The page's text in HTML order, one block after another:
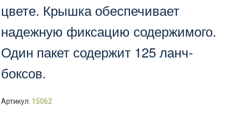
цвете. Крышка обеспечивает
надежную фиксацию содержимого.
Один пакет содержит 125 ланч-
боксов.
Артикул: 15062